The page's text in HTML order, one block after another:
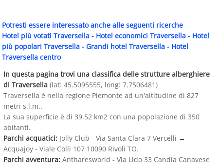
Potresti essere interessato anche alle seguenti ricerche
Hotel più votati Traversella - Hotel economici Traversella - Hotel
più popolari Traversella - Grandi hotel Traversella - Hotel
Traversella centro
In questa pagina trovi una classifica delle strutture alberghiere
di Traversella (lat: 45.5095555, long: 7.7506481)
Traversella è nella regione Piemonte ad un'altitudine di 827
metri s.l.m..
La sua superficie è di 39.52 km2 con una popolazione di 350
abitanti.
Parchi acquatici: Jolly Club - Via Santa Clara 7 Vercelli →
Acquajoy - Viale Colli 107 10090 Rivoli TO.
Parchi avventura: Antharesworld - Via Lido 33 Candia Canavese